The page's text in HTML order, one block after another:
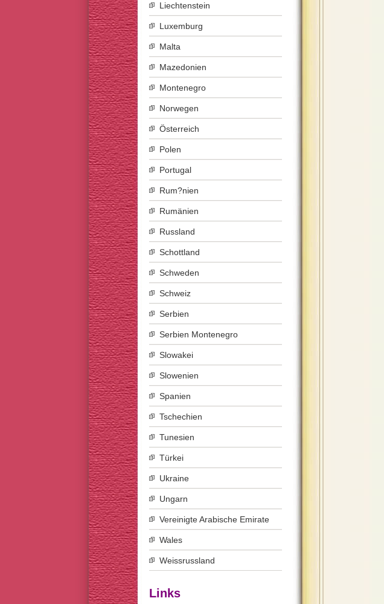
Liechtenstein
Luxemburg
Malta
Mazedonien
Montenegro
Norwegen
Österreich
Polen
Portugal
Rum?nien
Rumänien
Russland
Schottland
Schweden
Schweiz
Serbien
Serbien Montenegro
Slowakei
Slowenien
Spanien
Tschechien
Tunesien
Türkei
Ukraine
Ungarn
Vereinigte Arabische Emirate
Wales
Weissrussland
Links